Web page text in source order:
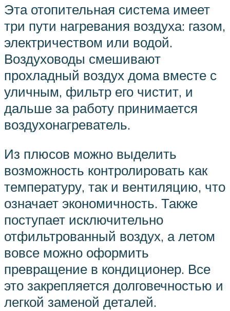
Эта отопительная система имеет
три пути нагревания воздуха: газом,
электричеством или водой.
Воздуховоды смешивают
прохладный воздух дома вместе с
уличным, фильтр его чистит, и
дальше за работу принимается
воздухонагреватель.
Из плюсов можно выделить
возможность контролировать как
температуру, так и вентиляцию, что
означает экономичность. Также
поступает исключительно
отфильтрованный воздух, а летом
вовсе можно оформить
превращение в кондиционер. Все
это закрепляется долговечностью и
легкой заменой деталей.